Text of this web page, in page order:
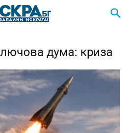
дума: криза